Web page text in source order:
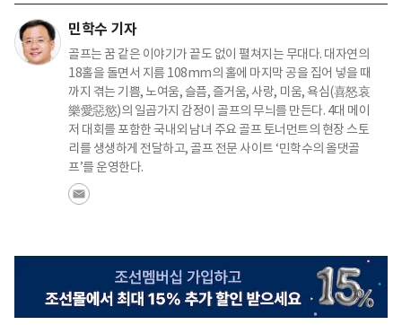
민학수 기자
골프는 꿈 같은 이야기가 끝도 없이 펼쳐지는 무대다. 대자연의
18홀을 돌면서 지름 108mm의 홀에 마지막 공을 집어 넣을 때
까지 겪는 기쁨, 노여움, 슬픔, 즐거움, 사랑, 미움, 욕심(喜怒哀
樂愛惡慾)의 일곱가지 감정이 골프의 무늬를 만든다. 4대 메이
저 대회를 포함한 국내외 남녀 주요 골프 토너먼트의 현장 스토
리를 생생하게 전달하고, 골프 전문 사이트 ‘민학수의 올댓골
프’를 운영한다.